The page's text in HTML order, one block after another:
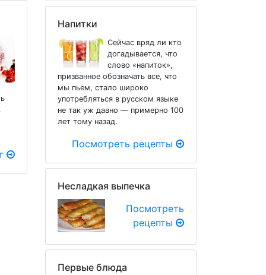
Напитки
Сейчас вряд ли кто
догадывается, что
слово «напиток»,
призванное обозначать все, что
мы пьем, стало широко
употребляться в русском языке
не так уж давно — примерно 100
лет тому назад.
Посмотреть рецепты
Несладкая выпечка
Посмотреть
рецепты
Первые блюда